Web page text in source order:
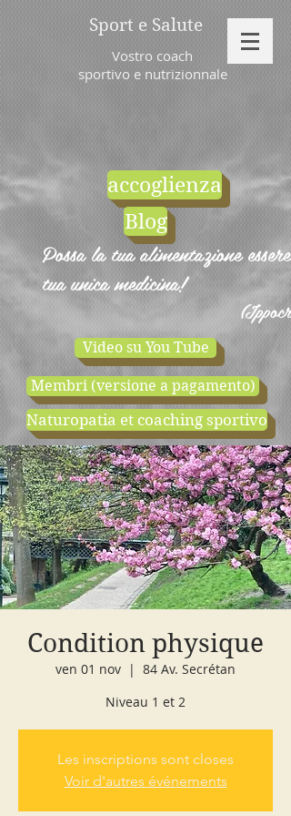
Sport e Salute
Vostro coach
sportivo e nutrizionnale
accoglienza
Blog
Possa la tua alimentazione essere
tua unica medicina!
Video su You Tube
Membri (versione a pagamento)
Naturopatia et coaching sportivo
cours d'essai negozio
Condition physique
ven 01 nov
  |
84 Av. Secrétan
Niveau 1 et 2
Les inscriptions sont closes
Voir d'autres événements